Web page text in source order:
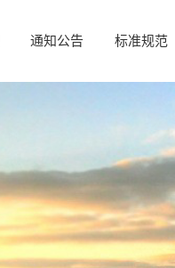
通知公告 标准规范